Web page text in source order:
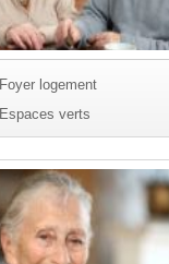
Foyer logement
Espaces verts